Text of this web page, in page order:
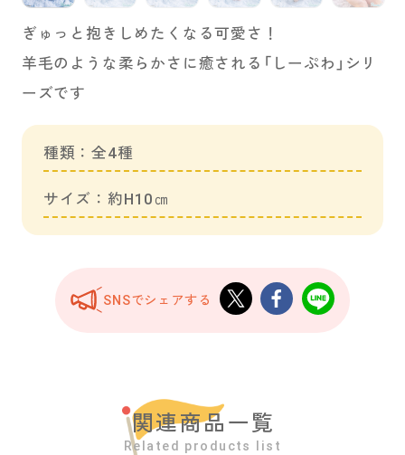
ぎゅっと抱きしめたくなる可愛さ！
羊毛のような柔らかさに癒される「しーぷわ」シリ
ーズです
種類：全4種
サイズ：約H10㎝
SNSでシェアする
関連商品一覧
Related products list